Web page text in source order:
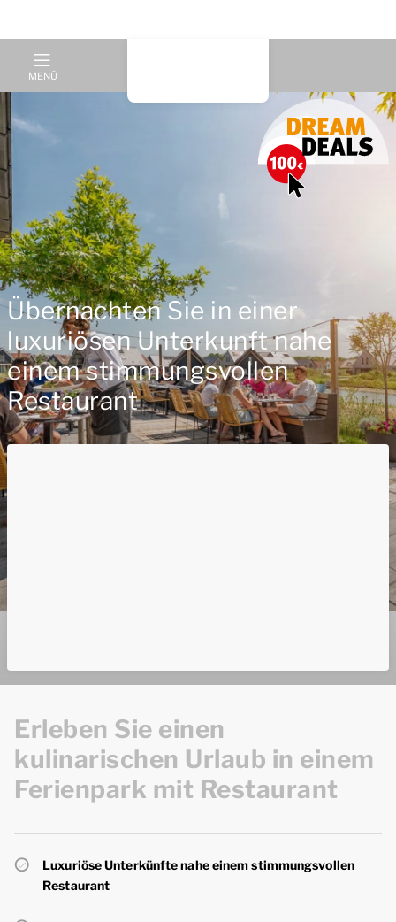
MENÜ
Übernachten Sie in einer
luxuriösen Unterkunft nahe
einem stimmungsvollen
Restaurant
Erleben Sie einen
kulinarischen Urlaub in einem
Ferienpark mit Restaurant
Luxuriöse Unterkünfte nahe einem stimmungsvollen
Restaurant